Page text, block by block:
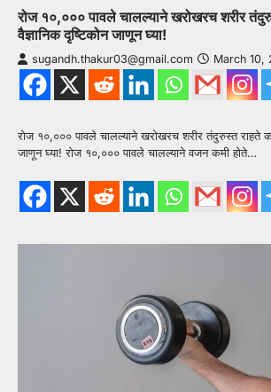
रोज १०,००० पावले चालल्याने खरोखरच शरीर
वैज्ञानिक दृष्टिकोन जाणून घ्या!
sugandh.thakur03@gmail.com March 10,
रोज १०,००० पावले चालल्याने खरोखरच शरीर तंदुरुस्त राहते
जाणून घ्या! रोज १०,००० पावले चालल्याने वजन कमी होते…